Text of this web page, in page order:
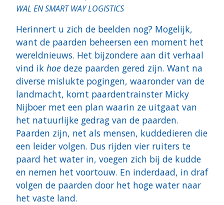
WAL EN SMART WAY LOGISTICS
Herinnert u zich de beelden nog? Mogelijk,
want de paarden beheersen een moment het
wereldnieuws. Het bijzondere aan dit verhaal
vind ik hoe deze paarden gered zijn. Want na
diverse mislukte pogingen, waaronder van de
landmacht, komt paardentrainster Micky
Nijboer met een plan waarin ze uitgaat van
het natuurlijke gedrag van de paarden.
Paarden zijn, net als mensen, kuddedieren die
een leider volgen. Dus rijden vier ruiters te
paard het water in, voegen zich bij de kudde
en nemen het voortouw. En inderdaad, in draf
volgen de paarden door het hoge water naar
het vaste land.